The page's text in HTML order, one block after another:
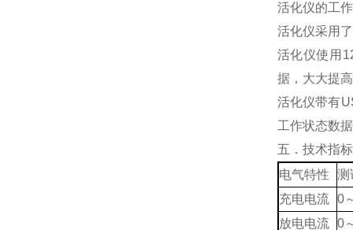
活化仪的工
活化仪采用了
活化仪使用
据，大大提
活化仪带有
工作状态数
五．技术指标
电气特性
测
充电电流 0
放电电流 0